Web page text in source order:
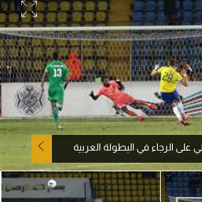
على الرجاء في البطولة العربية